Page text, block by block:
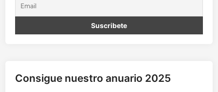
d
e
a
r
Consigue nuestro anuario 2025